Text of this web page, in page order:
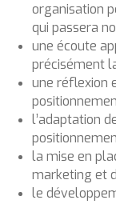
organisation
qui passera
une écoute
précisément
une réflexion
l’adaptation
la mise en
marketing et
le